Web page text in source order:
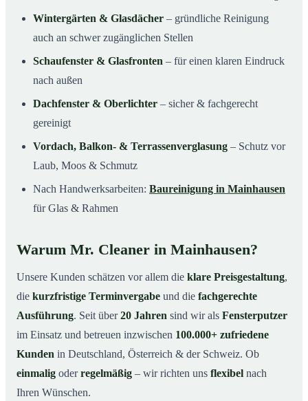
Wintergärten & Glasdächer – gründliche Reinigung
auch an schwer zugänglichen Stellen
Schaufenster & Glasfronten – für einen klaren Eindruck
nach außen
Dachfenster & Oberlichter – sicher & fachgerecht
gereinigt
Vordach, Balkon- & Terrassenverglasung – Schutz vor
Laub, Moos & Schmutz
Nach Handwerksarbeiten: Baureinigung in Mainhausen
für Glas & Rahmen
Warum Mr. Cleaner in Mainhausen?
Unsere Kunden schätzen vor allem die klare Preisgestaltung,
die kurzfristige Terminvergabe und die fachgerechte
Ausführung. Seit über20 Jahren sind wir als Fensterputzer
im Einsatz und betreuen inzwischen 100.000+ zufriedene
Kunden in Deutschland, Österreich & der Schweiz. Ob
einmalig oderregelmäßig – wir richten uns flexibel nach
Ihren Wünschen.